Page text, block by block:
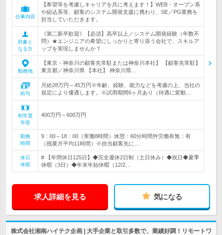
仕事内容
【希望等を考慮しキャリアを共に考えます！】WEB・オープン系
や組込系等、顧客のシステム開発支援に携わり、SE／PG業務を
担当していただきます。
対象と
なる方
《第二新卒歓迎》【必須】高卒以上／システム開発経験（年数不
問）★エンジニアの希望にしっかりと寄り添う会社で、スキルア
ップを実現しませんか？
勤務地
【東京・神奈川の顧客先常駐または神奈川本社】 【顧客先常駐】
東京都／神奈川県 【本社】 神奈川県…
給与
月給28万円～45万円※年齢、経験、能力などを考慮の上、当社の
規定により優遇します。※試用期間6ヶ月あり（待遇に変動…
初年度
年収
400万円～600万円
勤務
時間
9：00～18：00（実働8時間）休憩：60分時間外労働有無：有
（残業月平均11時間）※担当顧客先に…
休日
休暇
# 【年間休日125日】◆完全週休2日制（土日休み）◆祝日◆夏季
休暇（3日）◆年末年始休暇（12/2…
求人詳細を見る 気になる
株式会社湘南ハイテク企画 | 大手企業と取引多数で、業績好調！リモートワ